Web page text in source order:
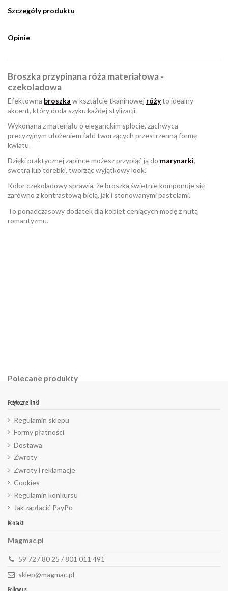
Szczegóły produktu
Opinie
Broszka przypinana róża materiałowa -
czekoladowa
Efektowna broszka w kształcie tkaninowej różyto idealny
akcent, który doda szyku każdej stylizacji.
Wykonana z materiału o eleganckim splocie, zachwyca
precyzyjnym ułożeniem fałd tworzących przestrzenną formę
kwiatu.
Dzięki praktycznej zapince możesz przypiąć ją do marynarki,
swetra lub torebki, tworząc wyjątkowy look.
Kolor czekoladowy sprawia, że broszka świetnie komponuje się
zarówno z kontrastową bielą, jak i stonowanymi pastelami.
To ponadczasowy dodatek dla kobiet ceniących modę z nutą
romantyzmu.
Polecane produkty
Pożyteczne linki
Regulamin sklepu
Formy płatności
Dostawa
Zwroty
Zwroty i reklamacje
Cookies
Regulamin konkursu
Jak zapłacić PayPo
Kontakt
Magmac.pl
59 727 80 25 / 801 011 491
sklep@magmac.pl